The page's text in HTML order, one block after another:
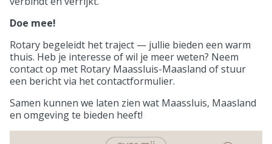
Doe mee!
Rotary begeleidt het traject — jullie bieden een warm
thuis. Heb je interesse of wil je meer weten? Neem
contact op met Rotary Maassluis-Maasland of stuur
een bericht via het contactformulier.
Samen kunnen we laten zien wat Maassluis, Maasland
en omgeving te bieden heeft!